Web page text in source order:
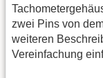
zwei Pins von
weiteren
Vereinfachung